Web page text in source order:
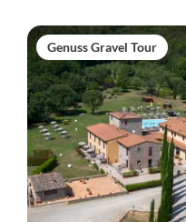
Genuss Gravel Tour